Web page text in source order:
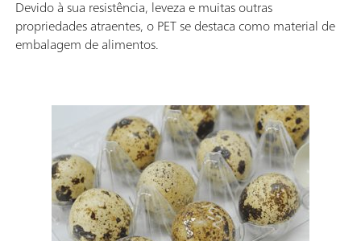
Devido à sua resistência, leveza e muitas outras
propriedades atraentes, o PET se destaca como material de
embalagem de alimentos.